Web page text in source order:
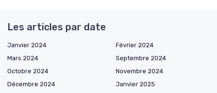
Les articles par date
Janvier 2024
Février 2024
Mars 2024
Septembre 2024
Octobre 2024
Novembre 2024
Décembre 2024
Janvier 2025